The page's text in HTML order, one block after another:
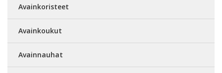
Avainkoristeet
Avainkoukut
Avainnauhat